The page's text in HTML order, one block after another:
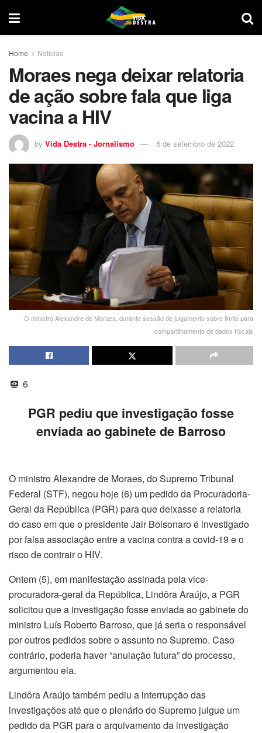
Home Noticias
Moraes nega deixar relatoria
de ação sobre fala que liga
vacina a HIV
by Vida Destra - Jornalismo 6 de setembro de 2022
O ministro Alexandre de Moraes, durante sessão de julgamento sobre limite para
compartilhamento de dados fiscais
6
PGR pediu que investigação fosse
enviada ao gabinete de Barroso
O ministro Alexandre de Moraes, do Supremo Tribunal
Federal (STF), negou hoje (6) um pedido da Procuradoria-
Geral da República (PGR) para que deixasse a relatoria
do caso em que o presidente Jair Bolsonaro é investigado
por falsa associação entre a vacina contra a covid-19 e o
risco de contrair o HIV.
Ontem (5), em manifestação assinada pela vice-
procuradora-geral da República, Lindôra Araújo, a PGR
solicitou que a investigação fosse enviada ao gabinete do
ministro Luís Roberto Barroso, que já seria o responsável
por outros pedidos sobre o assunto no Supremo. Caso
contrário, poderia haver “anulação futura” do processo,
argumentou ela.
Lindôra Araújo também pediu a interrupção das
investigações até que o plenário do Supremo julgue um
pedido da PGR para o arquivamento da investigação